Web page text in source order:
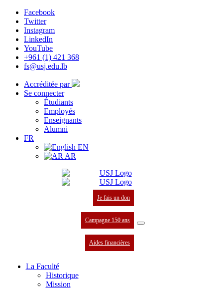
Facebook
Twitter
Instagram
LinkedIn
YouTube
+961 (1) 421 368
fs@usj.edu.lb
Accréditée par
Se connecter
Étudiants
Employés
Enseignants
Alumni
FR
EN
AR
Je fais un don
Campagne 150 ans
Aides financières
La Faculté
Historique
Mission